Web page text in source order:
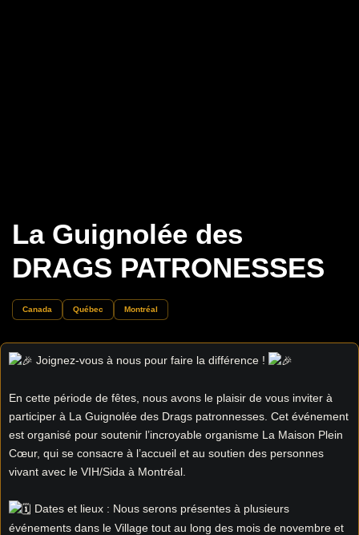
La Guignolée des
DRAGS PATRONESSES
Canada Québec Montréal
Joignez-vous à nous pour faire la différence !
En cette période de fêtes, nous avons le plaisir de vous inviter à
participer à La Guignolée des Drags patronnesses. Cet événement
est organisé pour soutenir l’incroyable organisme La Maison Plein
Cœur, qui se consacre à l’accueil et au soutien des personnes
vivant avec le VIH/Sida à Montréal.
Dates et lieux : Nous serons présentes à plusieurs
événements dans le Village tout au long des mois de novembre et